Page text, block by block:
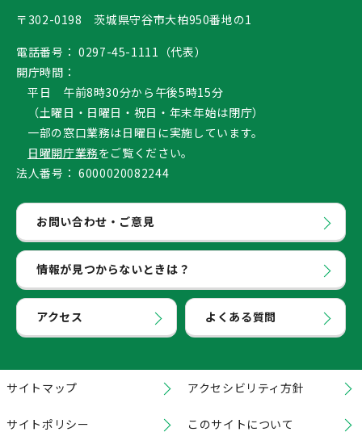
〒302-0198 茨城県守谷市大柏950番地の1
電話番号： 0297-45-1111（代表）
開庁時間：
平日 午前8時30分から午後5時15分
（土曜日・日曜日・祝日・年末年始は閉庁）
一部の窓口業務は日曜日に実施しています。
日曜開庁業務をご覧ください。
法人番号： 6000020082244
お問い合わせ・ご意見
情報が見つからないときは？
アクセス よくある質問
サイトマップ アクセシビリティ方針
サイトポリシー このサイトについて